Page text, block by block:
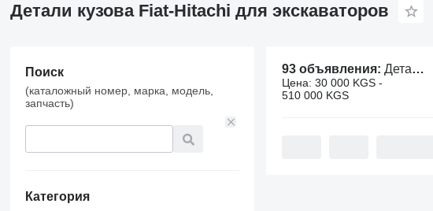
Детали кузова Fiat-Hitachi для экскаваторов
Поиск
(каталожный номер, марка, модель,
запчасть)
Категория
93 объявления: Детали кузова Fiat-Hitachi для экскаваторов
Цена: 30 000 KGS -
510 000 KGS